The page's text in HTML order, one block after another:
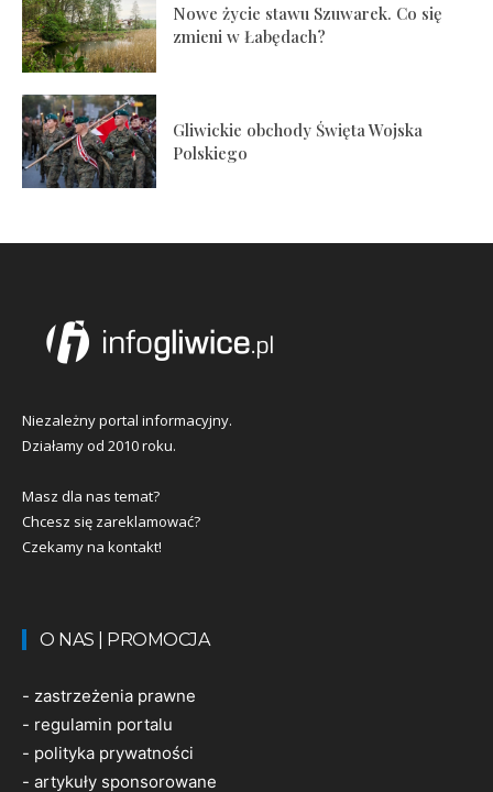
Nowe życie stawu Szuwarek. Co się
zmieni w Łabędach?
Gliwickie obchody Święta Wojska
Polskiego
Niezależny portal informacyjny.
Działamy od 2010 roku.
Masz dla nas temat?
Chcesz się zareklamować?
Czekamy na kontakt!
O NAS | PROMOCJA
- zastrzeżenia prawne
- regulamin portalu
- polityka prywatności
- artykuły sponsorowane